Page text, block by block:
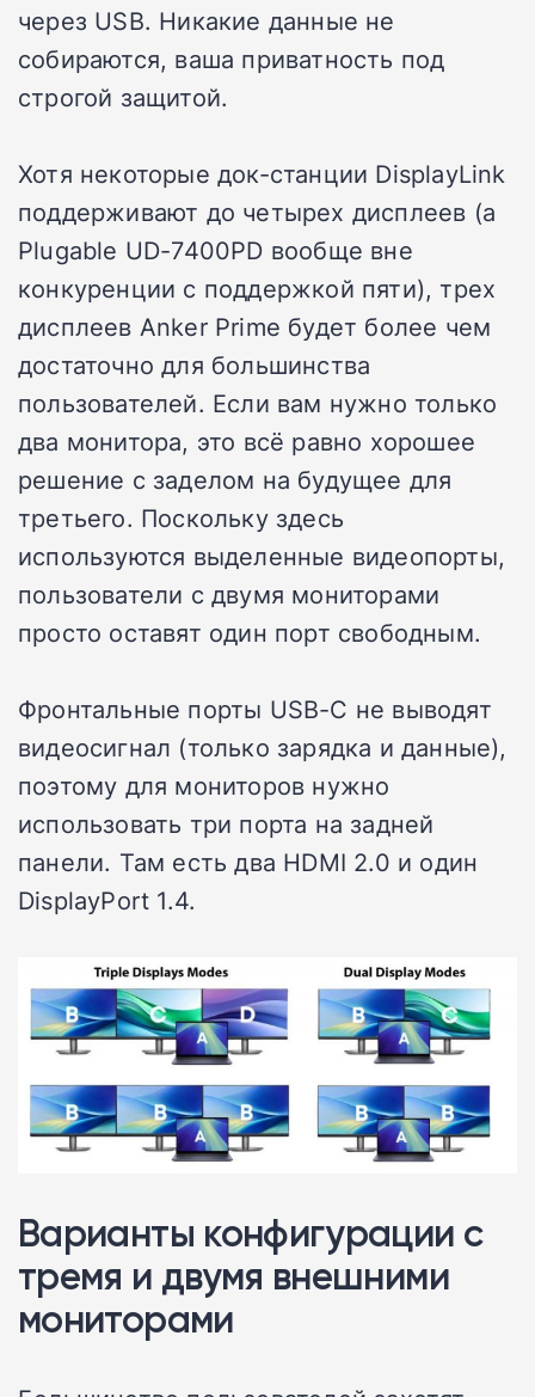
через USB. Никакие данные не
собираются, ваша приватность под
строгой защитой.
Хотя некоторые док-станции DisplayLink
поддерживают до четырех дисплеев (а
Plugable UD-7400PD вообще вне
конкуренции с поддержкой пяти), трех
дисплеев Anker Prime будет более чем
достаточно для большинства
пользователей. Если вам нужно только
два монитора, это всё равно хорошее
решение с заделом на будущее для
третьего. Поскольку здесь
используются выделенные видеопорты,
пользователи с двумя мониторами
просто оставят один порт свободным.
Фронтальные порты USB-C не выводят
видеосигнал (только зарядка и данные),
поэтому для мониторов нужно
использовать три порта на задней
панели. Там есть два HDMI 2.0 и один
DisplayPort 1.4.
Варианты конфигурации с
тремя и двумя внешними
мониторами